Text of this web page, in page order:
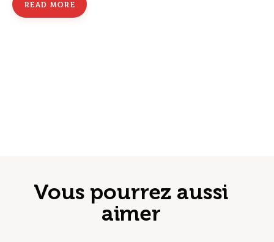
READ MORE
Vous pourrez aussi
aimer